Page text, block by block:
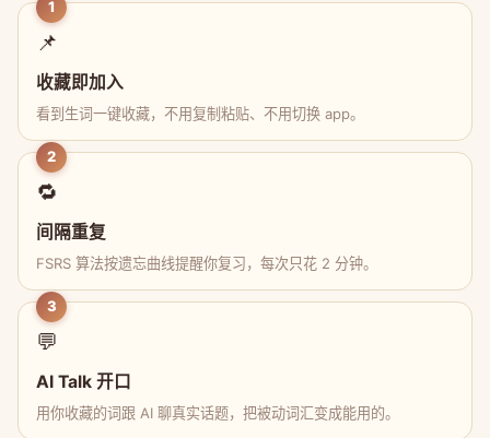
1
📌
收藏即加入
看到生词一键收藏，不用复制粘贴、不用切换 app。
2
🔁
间隔重复
FSRS 算法按遗忘曲线提醒你复习，每次只花 2 分钟。
3
💬
AI Talk 开口
用你收藏的词跟 AI 聊真实话题，把被动词汇变成能用的。